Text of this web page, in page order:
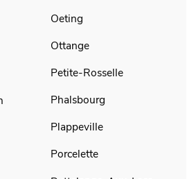
Oeting
Ottange
Petite-Rosselle
Phalsbourg
Plappeville
Porcelette